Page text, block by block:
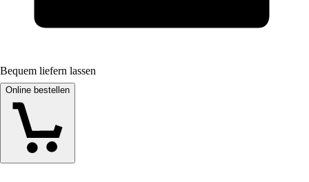
Bequem liefern lassen
Online bestellen